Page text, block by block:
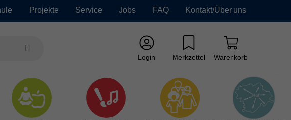
Projekte Service Jobs FAQ Kontakt/Über uns
Login Merkzettel Warenkorb